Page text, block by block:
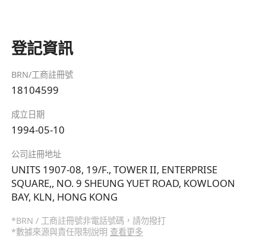
登記資訊
BRN/工商註冊號
18104599
成立日期
1994-05-10
公司註冊地址
UNITS 1907-08, 19/F., TOWER II, ENTERPRISE
SQUARE,, NO. 9 SHEUNG YUET ROAD, KOWLOON
BAY, KLN, HONG KONG
*BRN / 工商註冊號非電話號碼，請勿撥打
*數據來源與責任限制說明 查看更多